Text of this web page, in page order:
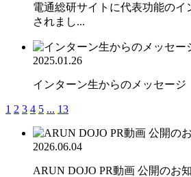
電通総研サイトに代表功能のイ
されまし...
2025.01.26
インターン生からのメッセージ
1 2 3 4 5 ... 13
2026.06.04
ARUN DOJO PR動画 公開のお